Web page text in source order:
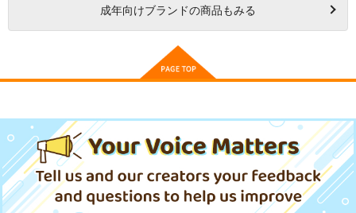
成年向けブランドの商品もみる